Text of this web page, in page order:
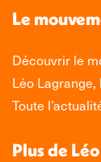
fenêtrefenêtre
Le
Découvrir le
Léo Lagrange,
Toute
Plus de